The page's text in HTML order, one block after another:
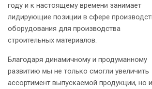
году и к настоящему времени занимает
лидирующие позиции в сфере
оборудования для производства
строительных материалов.
Благодаря динамичному и продуманному
развитию мы не только смогли увеличить
ассортимент выпускаемой продукции, но и